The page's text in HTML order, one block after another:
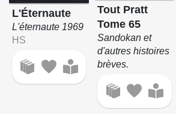
L'Éternaute
L'éternaute 1969
HS
Tout Pratt
Tome 65
Sandokan et
d'autres histoires
brèves.